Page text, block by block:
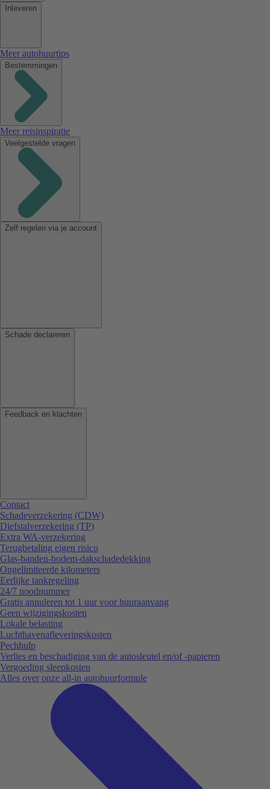
Inleveren
Meer autohuurtips
Bestemmingen
Meer reisinspiratie
Veelgestelde vragen
Zelf regelen via je account
Schade declareren
Feedback en klachten
Contact
Schadeverzekering (CDW)
Diefstalverzekering (TP)
Extra WA-verzekering
Terugbetaling eigen risico
Glas-banden-bodem-dakschadedekking
Ongelimiteerde kilometers
Eerlijke tankregeling
24/7 noodnummer
Gratis annuleren tot 1 uur voor huuraanvang
Geen wijzigingskosten
Lokale belasting
Luchthavenafleveringskosten
Pechhulp
Verlies en beschadiging van de autosleutel en/of -papieren
Vergoeding sleepkosten
Alles over onze all-in autohuurformule